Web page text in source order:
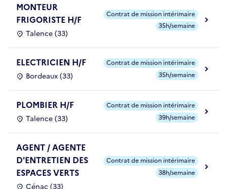
MONTEUR
FRIGORISTE H/F
Talence (33)
Contrat de mission intérimaire
35h/semaine
ELECTRICIEN H/F
Bordeaux (33)
Contrat de mission intérimaire
35h/semaine
PLOMBIER H/F
Talence (33)
Contrat de mission intérimaire
39h/semaine
AGENT / AGENTE
D'ENTRETIEN DES
ESPACES VERTS
Cénac (33)
Contrat de mission intérimaire
38h/semaine